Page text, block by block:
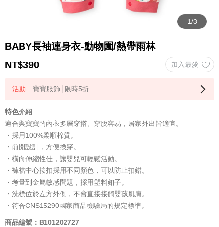
BABY長袖連身衣-動物園/熱帶雨林
NT$390
寶寶服飾│限時5折
特色介紹
適合與寶寶的內衣多層穿搭。穿脫容易，居家外出皆適宜。
・採用100%柔順棉質。
・前開設計，方便換穿。
・橫向伸縮性佳，讓嬰兒可輕鬆活動。
・褲襠中心按扣採用不同顏色，可以防止扣錯。
・考量到金屬敏感問題，採用塑料釦子。
・洗標位於左方外側，不會直接接觸嬰孩肌膚。
・符合CNS15290國家商品檢驗局的規定標準。
商品編號：B101202727